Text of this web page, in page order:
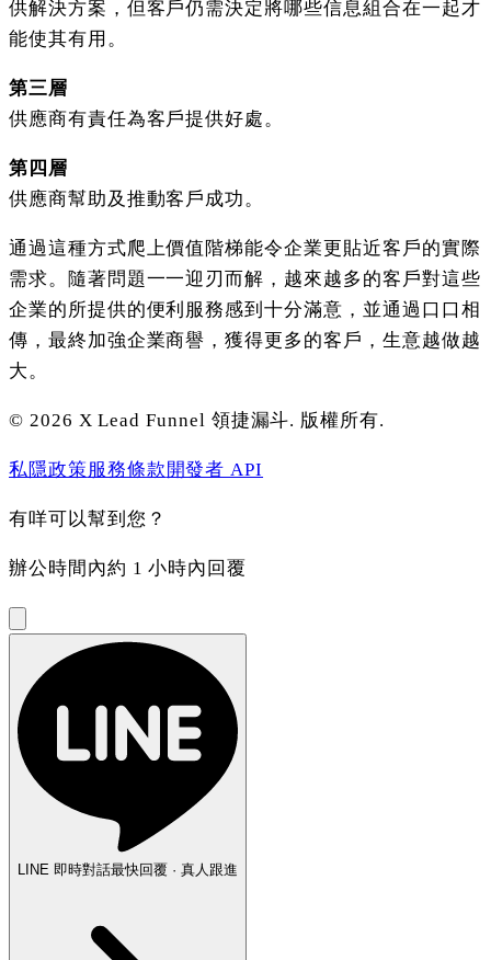
供解決方案，但客戶仍需決定將哪些信息組合在一起才
能使其有用。
第三層
供應商有責任為客戶提供好處。
第四層
供應商幫助及推動客戶成功。
通過這種方式爬上價值階梯能令企業更貼近客戶的實際
需求。隨著問題一一迎刃而解，越來越多的客戶對這些
企業的所提供的便利服務感到十分滿意，並通過口口相
傳，最終加強企業商譽，獲得更多的客戶，生意越做越
大。
© 2026 X Lead Funnel 領捷漏斗. 版權所有.
私隱政策 服務條款 開發者 API
有咩可以幫到您？
辦公時間內約 1 小時內回覆
LINE 即時對話最快回覆 · 真人跟進